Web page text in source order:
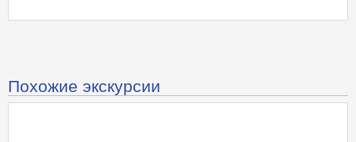
Похожие экскурсии